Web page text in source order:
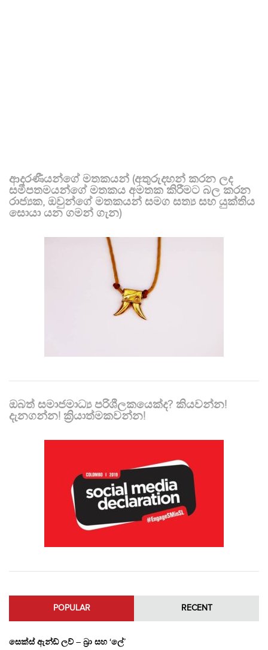
ආදරණීයන්ගේ මතකයන් (අතුරුදහන් කරන ලද
සමීපතමයන්ගේ මතකය අමතක කිරීමට බල කරන
රාජ්‍යක, ඔවුන්ගේ මතකයන් සමග සත්‍ය සහ යුක්තිය
සොයා යන ගමන් ගැන)
ඔබත් සමාජමාධ්‍ය පරිශීලකයෙක්ද? කියවන්න!
දැනගන්න! ක්‍රියාත්මකවන්න!
POPULAR RECENT
සෙක්ස් ඇන්ඩ් ලව් – බ්‍රා සහ ‘ලේ’